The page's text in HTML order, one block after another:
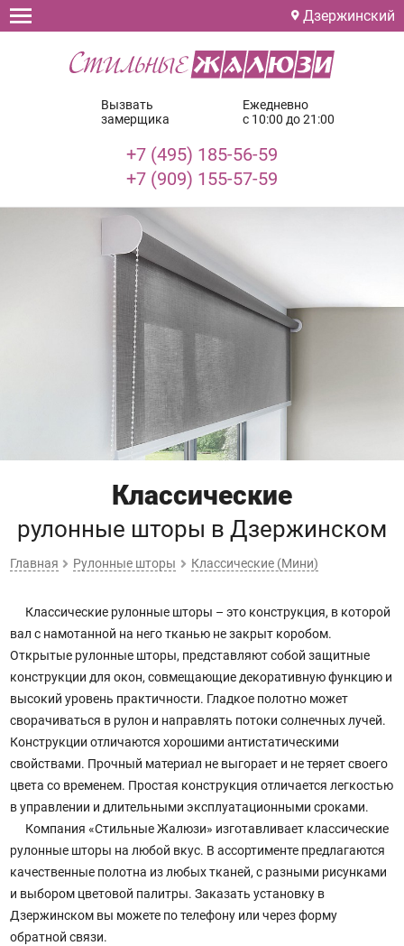
Дзержинский
Вызвать
замерщика
Ежедневно
с 10:00 до 21:00
+7 (495) 185-56-59
+7 (909) 155-57-59
Классические
рулонные шторы в Дзержинском
Главная Рулонные шторы Классические (Мини)
Классические рулонные шторы – это конструкция, в которой
вал с намотанной на него тканью не закрыт коробом.
Открытые рулонные шторы, представляют собой защитные
конструкции для окон, совмещающие декоративную функцию и
высокий уровень практичности. Гладкое полотно может
сворачиваться в рулон и направлять потоки солнечных лучей.
Конструкции отличаются хорошими антистатическими
свойствами. Прочный материал не выгорает и не теряет своего
цвета со временем. Простая конструкция отличается легкостью
в управлении и длительными эксплуатационными сроками.
Компания «Стильные Жалюзи» изготавливает классические
рулонные шторы на любой вкус. В ассортименте предлагаются
качественные полотна из любых тканей, с разными рисунками
и выбором цветовой палитры. Заказать установку в
Дзержинском вы можете по телефону или через форму
обратной связи.